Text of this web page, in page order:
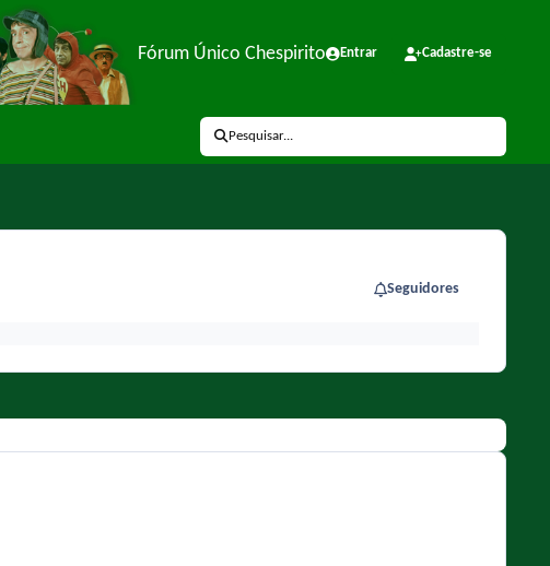
Fórum Único Chespirito Entrar Cadastre-se
Pesquisar...
Seguidores